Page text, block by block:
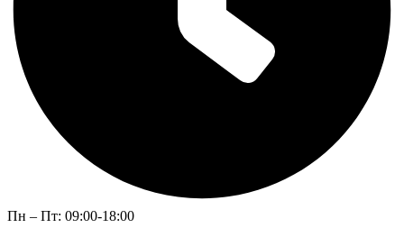
Пн – Пт: 09:00-18:00